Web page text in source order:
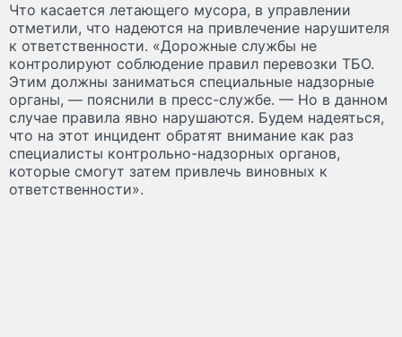
Что касается летающего мусора, в управлении
отметили, что надеются на привлечение нарушителя
к ответственности. «Дорожные службы не
контролируют соблюдение правил перевозки ТБО.
Этим должны заниматься специальные надзорные
органы, — пояснили в пресс-службе. — Но в данном
случае правила явно нарушаются. Будем надеяться,
что на этот инцидент обратят внимание как раз
специалисты контрольно-надзорных органов,
которые смогут затем привлечь виновных к
ответственности».